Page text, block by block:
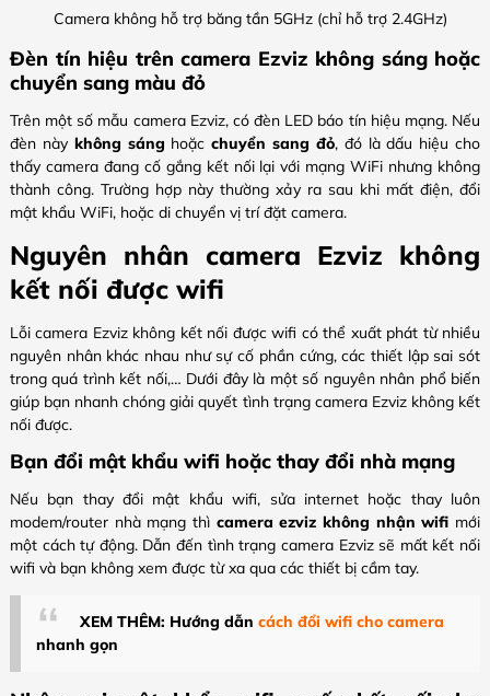
Camera không hỗ trợ băng tần 5GHz (chỉ hỗ trợ 2.4GHz)
Đèn tín hiệu trên camera Ezviz không sáng hoặc
chuyển sang màu đỏ
Trên một số mẫu camera Ezviz, có đèn LED báo tín hiệu mạng. Nếu
đèn này không sáng hoặcchuyển sang đỏ, đó là dấu hiệu cho
thấy camera đang cố gắng kết nối lại với mạng WiFi nhưng không
thành công. Trường hợp này thường xảy ra sau khi mất điện, đổi
mật khẩu WiFi, hoặc di chuyển vị trí đặt camera.
Nguyên nhân camera Ezviz không
kết nối được wifi
Lỗi camera Ezviz không kết nối được wifi có thể xuất phát từ nhiều
nguyên nhân khác nhau như sự cố phần cứng, các thiết lập sai sót
trong quá trình kết nối,… Dưới đây là một số nguyên nhân phổ biến
giúp bạn nhanh chóng giải quyết tình trạng camera Ezviz không kết
nối được.
Bạn đổi mật khẩu wifi hoặc thay đổi nhà mạng
Nếu bạn thay đổi mật khẩu wifi, sửa internet hoặc thay luôn
modem/router nhà mạng thì camera ezviz không nhận wifi mới
một cách tự động. Dẫn đến tình trạng camera Ezviz sẽ mất kết nối
wifi và bạn không xem được từ xa qua các thiết bị cầm tay.
XEM THÊM: Hướng dẫn cách đổi wifi cho camera
nhanh gọn